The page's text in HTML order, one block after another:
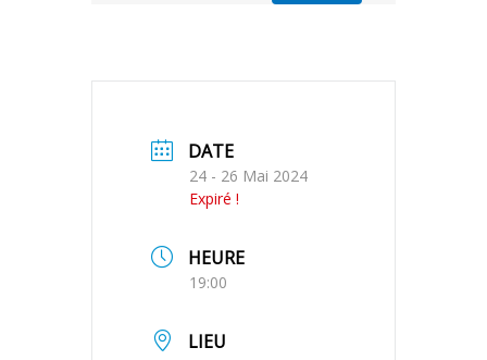
DATE
24 - 26 Mai 2024
Expiré !
HEURE
19:00
LIEU